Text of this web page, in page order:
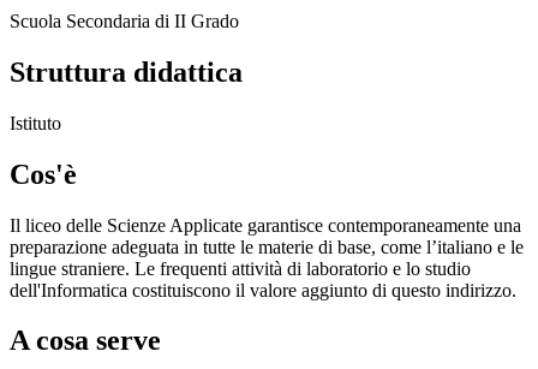
Scuola Secondaria di II Grado
Struttura didattica
Istituto
Cos'è
Il liceo delle Scienze Applicate garantisce contemporaneamente una
preparazione adeguata in tutte le materie di base, come l’italiano e le
lingue straniere. Le frequenti attività di laboratorio e lo studio
dell'Informatica costituiscono il valore aggiunto di questo indirizzo.
A cosa serve